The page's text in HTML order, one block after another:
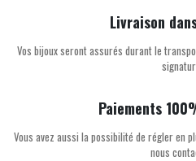
Livraison
Vos bijoux seront assurés durant le
Paiements
Vous avez aussi la possibilité de régler en
nous